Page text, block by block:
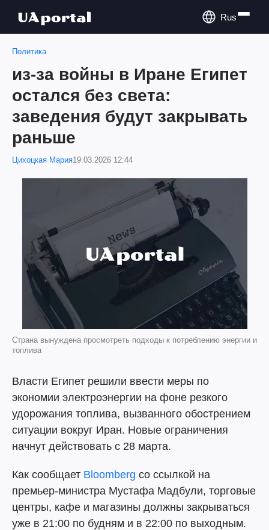
Rus
Политика
из-за войны в Иране Египет
остался без света:
заведения будут закрывать
раньше
Цихоцкая Мария19.03.2026 12:44
Страна вынуждена просмотреть подходы к потреблению энергии и
топлива
Власти Египет решили ввести меры по
экономии электроэнергии на фоне резкого
удорожания топлива, вызванного обострением
ситуации вокруг Иран. Новые ограничения
начнут действовать с 28 марта.
Как сообщает Bloomberg со ссылкой на
премьер-министра Мустафа Мадбули, торговые
центры, кафе и магазины должны закрываться
уже в 21:00 по будням и в 22:00 по выходным.